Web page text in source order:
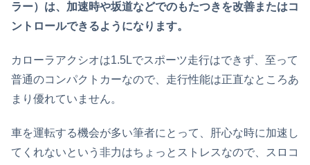
ラー）は、加速時や坂道などでのもたつきを改善またはコ
ントロールできるようになります。
カローラアクシオは1.5Lでスポーツ走行はできず、至って
普通のコンパクトカーなので、走行性能は正直なところあ
まり優れていません。
車を運転する機会が多い筆者にとって、肝心な時に加速し
てくれないという非力はちょっとストレスなので、スロコ